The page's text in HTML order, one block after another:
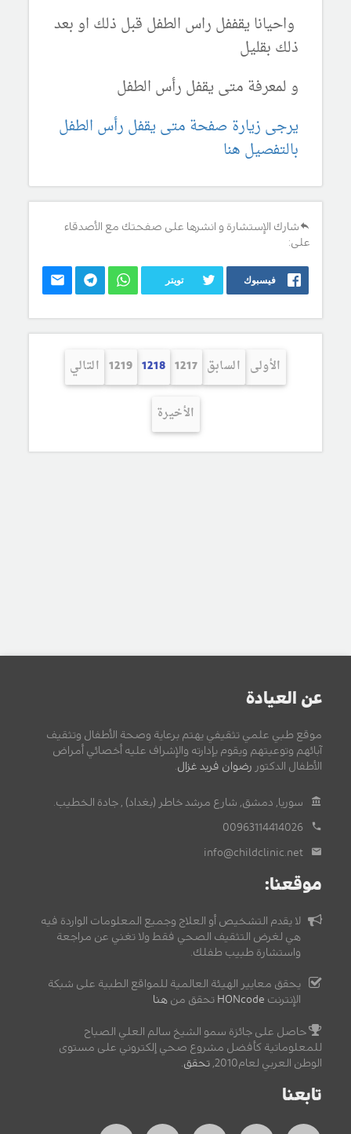
واحيانا يقففل راس الطفل قبل ذلك او بعد
ذلك بقليل
و لمعرفة متى يقفل رأس الطفل
يرجى زيارة صفحة متى يقفل رأس الطفل
بالتفصيل هنا
شارك الإستشارة و انشرها على صفحتك مع الأصدقاء
على:
فيسبوك تويتر
الأولى السابق 1217
1218
1219 التالي
الأخيرة
عن العيادة
موقع طبي علمي تثقيفي يهتم برعاية وصحة الأطفال وتثقيف
آبائهم وتوعيتهم ويقوم بإدارته والإشراف عليه أخصائي أمراض
الأطفال الدكتور رضوان فريد غزال
سوريا, دمشق, شارع مرشد خاطر (بغداد) , جادة الخطيب.
00963114414026
info@childclinic.net
موقعنا:
لا يقدم التشخيص أو العلاج وجميع المعلومات الواردة فيه
هي لغرض التثقيف الصحي فقط ولا تغني عن مراجعة
واستشارة طبيب طفلك.
يحقق معايير الهيئة العالمية للمواقع الطبية على شبكة
الإنترنت HONcode تحقق من هنا
حاصل على جائزة سمو الشيخ سالم العلي الصباح
للمعلوماتية كأفضل مشروع صحي إلكتروني على مستوى
الوطن العربي لعام2010,
تحقق
تابعنا